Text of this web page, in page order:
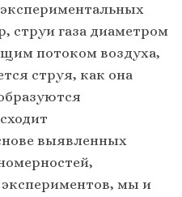
струи газа диаметром
потоком воздуха,
струя, как она
выявленных
мы и